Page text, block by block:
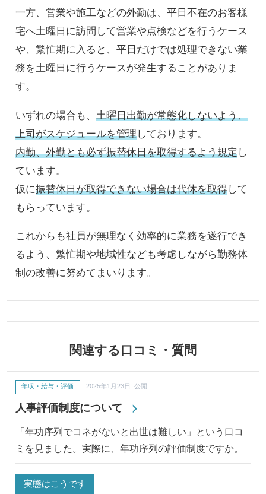
一方、営業や施工などの外勤は、平日不在のお客様
宅へ土曜日に訪問して営業や点検などを行うケース
や、繁忙期に入ると、平日だけでは処理できない業
務を土曜日に行うケースが発生することがありま
す。
いずれの場合も、土曜日出勤が常態化しないよう、
上司がスケジュールを管理しております。
内勤、外勤とも必ず振替休日を取得するよう規定し
ています。
仮に振替休日が取得できない場合は代休を取得して
もらっています。
これからも社員が無理なく効率的に業務を遂行でき
るよう、繁忙期や地域性なども考慮しながら勤務体
制の改善に努めてまいります。
関連する口コミ・質問
人事評価制度について
年収・給与・評価 2025年1月23日 公開
「年功序列でコネがないと出世は難しい」という口コ
ミを見ました。実際に、年功序列の評価制度ですか。
実態はこうです